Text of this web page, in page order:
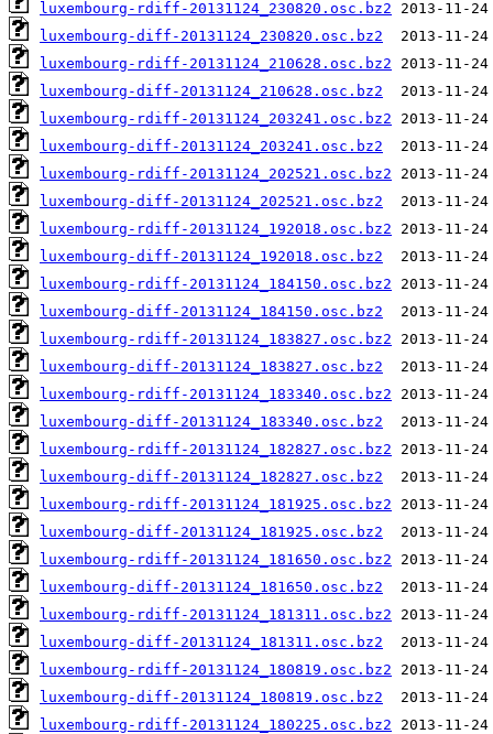
luxembourg-rdiff-20131124_230820.osc.bz2
luxembourg-diff-20131124_230820.osc.bz2
luxembourg-rdiff-20131124_210628.osc.bz2
luxembourg-diff-20131124_210628.osc.bz2
luxembourg-rdiff-20131124_203241.osc.bz2
luxembourg-diff-20131124_203241.osc.bz2
luxembourg-rdiff-20131124_202521.osc.bz2
luxembourg-diff-20131124_202521.osc.bz2
luxembourg-rdiff-20131124_192018.osc.bz2
luxembourg-diff-20131124_192018.osc.bz2
luxembourg-rdiff-20131124_184150.osc.bz2
luxembourg-diff-20131124_184150.osc.bz2
luxembourg-rdiff-20131124_183827.osc.bz2
luxembourg-diff-20131124_183827.osc.bz2
luxembourg-rdiff-20131124_183340.osc.bz2
luxembourg-diff-20131124_183340.osc.bz2
luxembourg-rdiff-20131124_182827.osc.bz2
luxembourg-diff-20131124_182827.osc.bz2
luxembourg-rdiff-20131124_181925.osc.bz2
luxembourg-diff-20131124_181925.osc.bz2
luxembourg-rdiff-20131124_181650.osc.bz2
luxembourg-diff-20131124_181650.osc.bz2
luxembourg-rdiff-20131124_181311.osc.bz2
luxembourg-diff-20131124_181311.osc.bz2
luxembourg-rdiff-20131124_180819.osc.bz2
luxembourg-diff-20131124_180819.osc.bz2
luxembourg-rdiff-20131124_180225.osc.bz2